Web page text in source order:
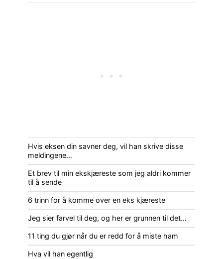
Hvis eksen din savner deg, vil han skrive disse
meldingene…
Et brev til min ekskjæreste som jeg aldri kommer
til å sende
6 trinn for å komme over en eks kjæreste
Jeg sier farvel til deg, og her er grunnen til det…
11 ting du gjør når du er redd for å miste ham
Hva vil han egentlig